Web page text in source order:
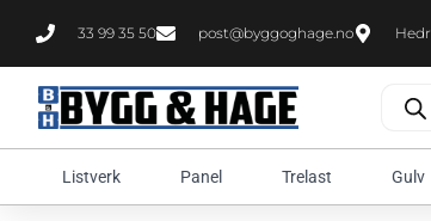
33 99 35 50 post@byggoghage.no
Listverk Panel Trelast Gulv